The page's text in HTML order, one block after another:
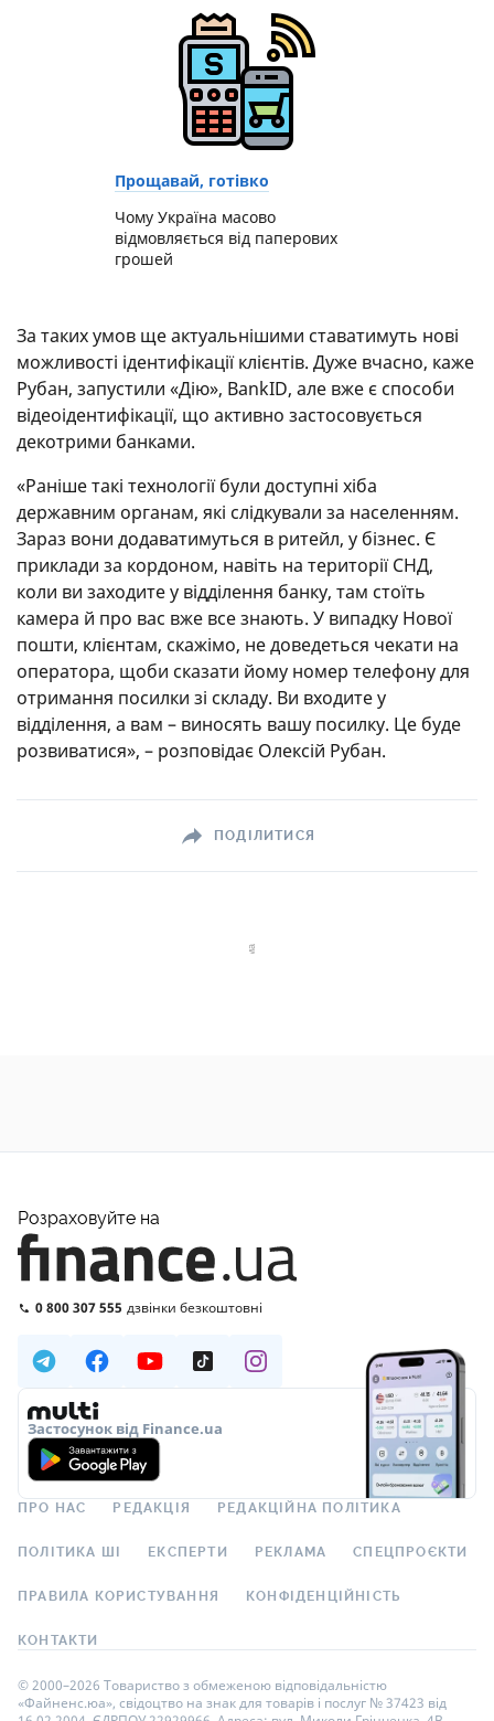
Прощавай, готівко
Чому Україна масово
відмовляється від паперових
грошей
За таких умов ще актуальнішими ставатимуть нові
можливості ідентифікації клієнтів. Дуже вчасно, каже
Рубан, запустили «Дію», BankID, але вже є способи
відеоідентифікації, що активно застосовується
декотрими банками.
«Раніше такі технології були доступні хіба
державним органам, які слідкували за населенням.
Зараз вони додаватимуться в ритейл, у бізнес. Є
приклади за кордоном, навіть на території СНД,
коли ви заходите у відділення банку, там стоїть
камера й про вас вже все знають. У випадку Нової
пошти, клієнтам, скажімо, не доведеться чекати на
оператора, щоби сказати йому номер телефону для
отримання посилки зі складу. Ви входите у
відділення, а вам – виносять вашу посилку. Це буде
розвиватися», – розповідає Олексій Рубан.
ПОДІЛИТИСЯ
Розраховуйте на
0 800 307 555 дзвінки безкоштовні
Застосунок від Finance.ua
ПРО НАС РЕДАКЦІЯ РЕДАКЦІЙНА ПОЛІТИКА
ПОЛІТИКА ШІ ЕКСПЕРТИ РЕКЛАМА СПЕЦПРОЄКТИ
ПРАВИЛА КОРИСТУВАННЯ КОНФІДЕНЦІЙНІСТЬ
КОНТАКТИ
© 2000–2026 Товариство з обмеженою відповідальністю
«Файненс.юа», свідоцтво на знак для товарів і послуг № 37423 від